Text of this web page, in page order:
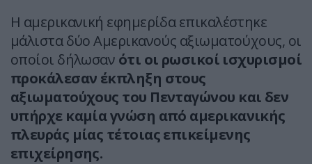
Η αμερικανική εφημερίδα επικαλέστηκε
μάλιστα δύο Αμερικανούς αξιωματούχους, οι
οποίοι δήλωσαν ότι οι ρωσικοί ισχυρισμοί
προκάλεσαν έκπληξη στους
αξιωματούχους του Πενταγώνου και δεν
υπήρχε καμία γνώση από αμερικανικής
πλευράς μίας τέτοιας επικείμενης
επιχείρησης.